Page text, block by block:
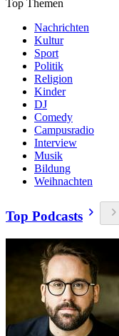
Top Themen
Nachrichten
Kultur
Sport
Politik
Religion
Kinder
DJ
Comedy
Campusradio
Interview
Musik
Bildung
Weihnachten
Top Podcasts